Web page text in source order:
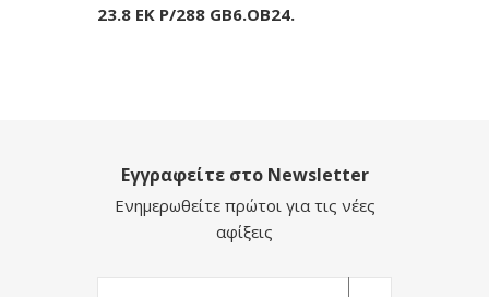
23.8 EK P/288 GB6.OB24.
Εγγραφείτε στο Newsletter
Ενημερωθείτε πρώτοι για τις νέες
αφίξεις